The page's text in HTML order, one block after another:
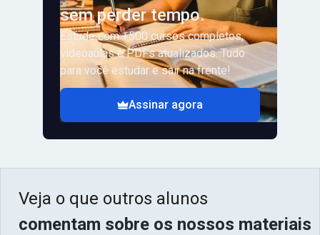
sem perder tempo.
Estude com +500 cursos completos,
videoaulas e PDFs atualizados. Tudo
para você estudar e sair na frente!
Assinar agora
Veja o que outros alunos
comentam sobre os nossos materiais